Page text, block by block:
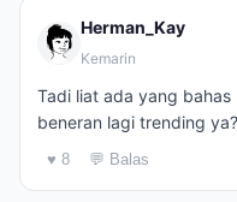
Herman_Kay
Kemarin
Tadi liat ada yang
beneran lagi trending ya?
♥ 8 💬 Balas